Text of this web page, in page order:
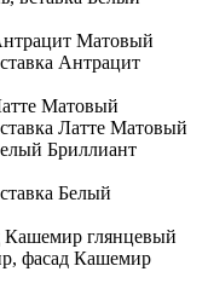
Антрацит
Латте Матовый
Белый
фасад Кашемир